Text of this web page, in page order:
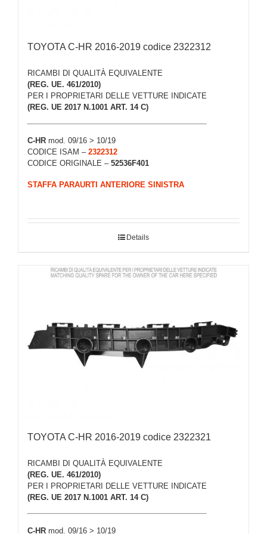
TOYOTA C-HR 2016-2019 codice 2322312
RICAMBI DI QUALITÀ EQUIVALENTE
(REG. UE. 461/2010)
PER I PROPRIETARI DELLE VETTURE INDICATE
(REG. UE 2017 N.1001 ART. 14 C)
C-HR mod. 09/16 > 10/19
CODICE ISAM – 2322312
CODICE ORIGINALE – 52536F401
STAFFA PARAURTI ANTERIORE SINISTRA
Details
TOYOTA C-HR 2016-2019 codice 2322321
RICAMBI DI QUALITÀ EQUIVALENTE
(REG. UE. 461/2010)
PER I PROPRIETARI DELLE VETTURE INDICATE
(REG. UE 2017 N.1001 ART. 14 C)
C-HR mod. 09/16 > 10/19